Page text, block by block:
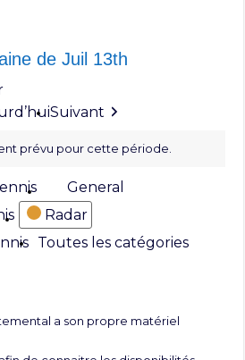
de Juil 13th
Suivant
prévu pour cette période.
General
Radar
Toutes les catégories
a son propre matériel